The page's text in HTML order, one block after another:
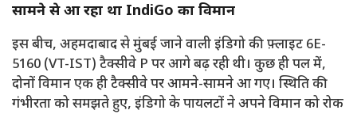
सामने से आ रहा था IndiGo का विमान
इस बीच, अहमदाबाद से मुंबई जाने वाली इंडिगो की फ़्लाइट 6E-
5160 (VT-IST) टैक्सीवे P पर आगे बढ़ रही थी। कुछ ही पल में,
दोनों विमान एक ही टैक्सीवे पर आमने-सामने आ गए। स्थिति की
गंभीरता को समझते हुए, इंडिगो के पायलटों ने अपने विमान को रोक